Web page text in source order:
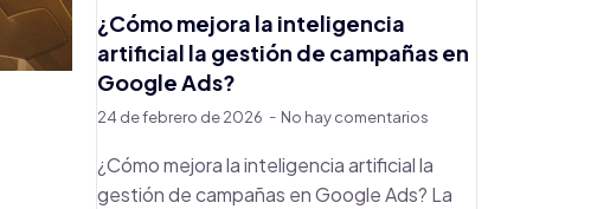
¿Cómo mejora la inteligencia
artificial la gestión de campañas en
Google Ads?
24 de febrero de 2026 No hay comentarios
¿Cómo mejora la inteligencia artificial la
gestión de campañas en Google Ads? La